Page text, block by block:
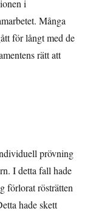
i
Många
för långt med de
rätt att
prövning
I detta fall hade
förlorat rösträtten
hade skett